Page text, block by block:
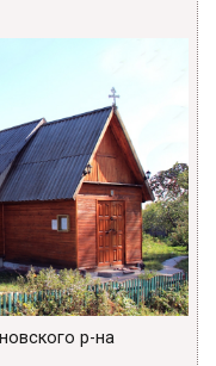
р-на